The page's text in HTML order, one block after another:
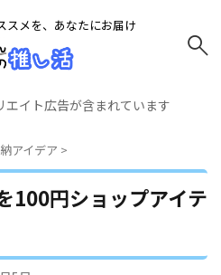
スメを、あなたにお届け
イト広告が含まれています
アイデア >
100円ショップアイテ